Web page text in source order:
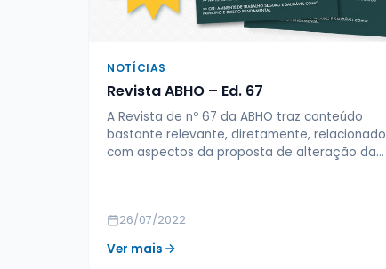
NOTÍCIAS
Revista ABHO – Ed. 67
A Revista de nº 67 da ABHO traz conteúdo
bastante relevante, diretamente, relacionado
com aspectos da proposta de alteração da…
26/07/2022
Ver mais